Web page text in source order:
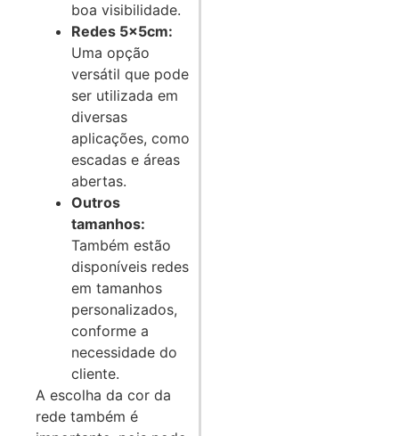
boa visibilidade.
Redes 5x5cm:
Uma opção
versátil que pode
ser utilizada em
diversas
aplicações, como
escadas e áreas
abertas.
Outros
tamanhos:
Também estão
disponíveis redes
em tamanhos
personalizados,
conforme a
necessidade do
cliente.
A escolha da cor da
rede também é